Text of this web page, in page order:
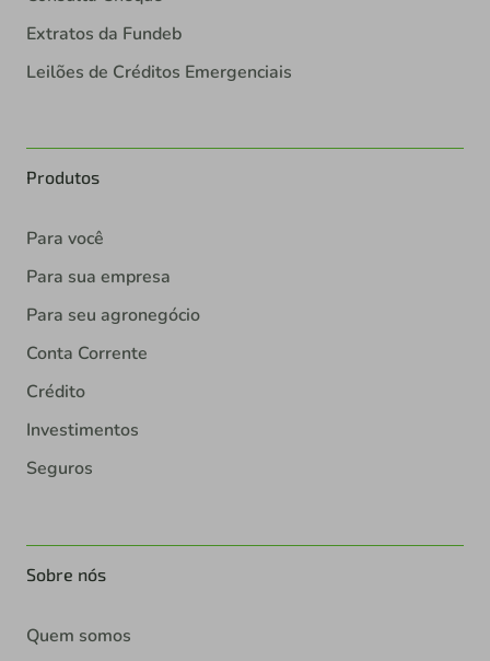
Extratos da Fundeb
Leilões de Créditos Emergenciais
Produtos
Para você
Para sua empresa
Para seu agronegócio
Conta Corrente
Crédito
Investimentos
Seguros
Sobre nós
Quem somos